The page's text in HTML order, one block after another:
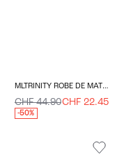
MLTRINITY ROBE DE MATERNITÉ
CHF 44.90CHF 22.45
-50%